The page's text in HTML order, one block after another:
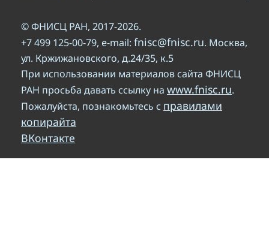
© ФНИСЦ РАН, 2017-2026.
+7 499 125-00-79, e-mail: fnisc@fnisc.ru. Москва,
ул. Кржижановского, д.24/35, к.5
При использовании материалов сайта ФНИСЦ
РАН просьба давать ссылку на www.fnisc.ru.
Пожалуйста, познакомьтесь с правилами
копирайта
ВКонтакте